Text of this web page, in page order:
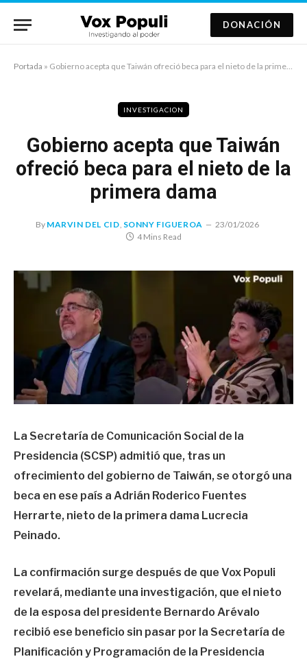
DONACIÓN
Portada » Gobierno acepta que Taiwán ofreció beca para el nieto de la primera dama
INVESTIGACION
Gobierno acepta que Taiwán
ofreció beca para el nieto de la
primera dama
By MARVIN DEL CID, SONNY FIGUEROA
23/01/2026
4 Mins Read
La Secretaría de Comunicación Social de la
Presidencia (SCSP) admitió que, tras un
ofrecimiento del gobierno de Taiwán, se otorgó una
beca en ese país a Adrián Roderico Fuentes
Herrarte, nieto de la primera dama Lucrecia
Peinado.
La confirmación surge después de que Vox Populi
revelará, mediante una investigación, que el nieto
de la esposa del presidente Bernardo Arévalo
recibió ese beneficio sin pasar por la Secretaría de
Planificación y Programación de la Presidencia